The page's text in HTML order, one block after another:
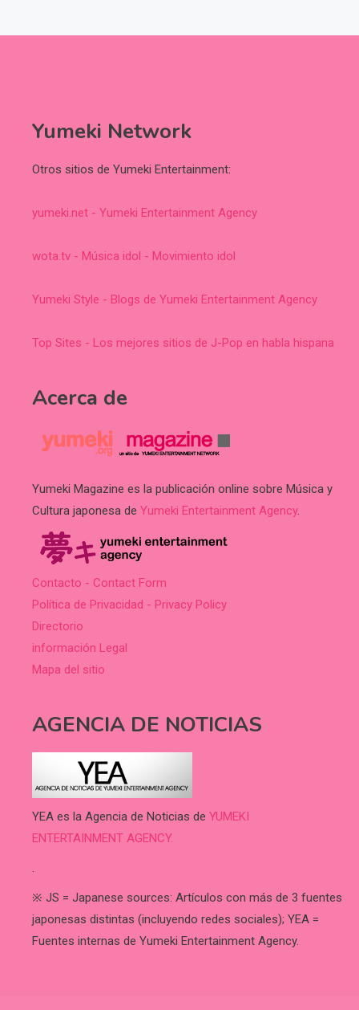
Yumeki Network
Otros sitios de Yumeki Entertainment:
yumeki.net - Yumeki Entertainment Agency
wota.tv - Música idol - Movimiento idol
Yumeki Style - Blogs de Yumeki Entertainment Agency
Top Sites - Los mejores sitios de J-Pop en habla hispana
Acerca de
Yumeki Magazine es la publicación online sobre Música y
Cultura japonesa de Yumeki Entertainment Agency.
Contacto - Contact Form
Política de Privacidad - Privacy Policy
Directorio
información Legal
Mapa del sitio
AGENCIA DE NOTICIAS
YEA es la Agencia de Noticias de YUMEKI
ENTERTAINMENT AGENCY.
.
※ JS = Japanese sources: Artículos con más de 3 fuentes
japonesas distintas (incluyendo redes sociales); YEA =
Fuentes internas de Yumeki Entertainment Agency.